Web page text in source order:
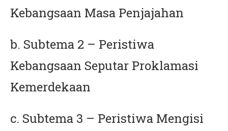
Kebangsaan Masa Penjajahan
b. Subtema 2 – Peristiwa
Kebangsaan Seputar Proklamasi
Kemerdekaan
c. Subtema 3 – Peristiwa Mengisi